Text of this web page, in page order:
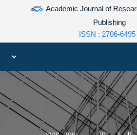
Academic Journal of
Publishing